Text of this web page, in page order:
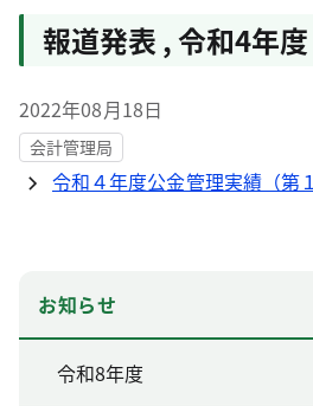
報道発表 ,令和4年度
2022年08月18日
会計管理局
令和４年度公金管理実績（第
お知らせ
令和8年度